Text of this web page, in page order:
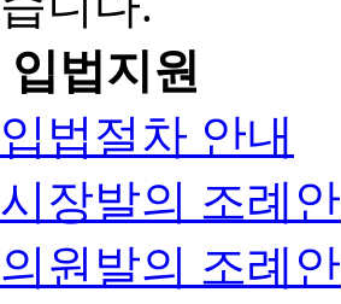
입법지원
입법절차 안내
시장발의 조례안
의원발의 조례안